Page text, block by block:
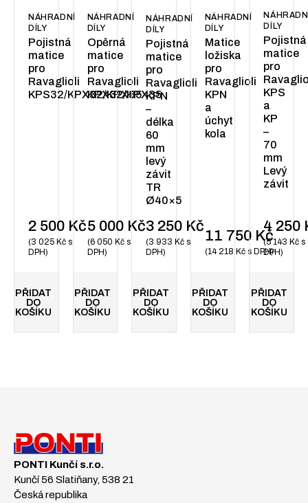
NÁHRADNÍ
DÍLY
Pojistná
matice
pro
Ravaglioli
KPS32/KPX32/KPX35
2 500 Kč
3 025 Kč s
DPH
PŘIDAT
DO
KOŠÍKU
NÁHRADNÍ
DÍLY
Opěrná
matice
pro
Ravaglioli
KPX32/KPX35
5 000 Kč
6 050 Kčs
DPH
PŘIDAT
DO
KOŠÍKU
NÁHRADNÍ
DÍLY
Pojistná
matice
pro
Ravaglioli
KPN
–
délka
60
mm
levý
závit
TR
Ø40×5
3 250 Kč
3 933Kč s
DPH
PŘIDAT
DO
KOŠÍKU
NÁHRADNÍ
DÍLY
Matice
ložiska
pro
Ravaglioli
KPN
a
úchyt
kola
11 750 Kč
14 218 Kčs DPH
PŘIDAT
DO
KOŠÍKU
DÍLY
Pojistná
matice
pro
KPS
a
KP
–
70
mm
Levý
závit
4 250
5 143Kč s
DPH
PŘIDAT
DO
KOŠÍKU
PONTI Kunčí s.r.o.
Kunčí 56 Slatiňany, 538 21
Česká republika